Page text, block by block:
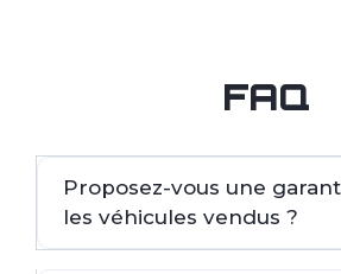
FAQ
Proposez-vous une
les véhicules vendus ?